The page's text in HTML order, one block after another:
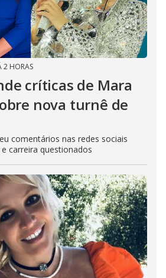
2 HORAS
críticas de Mara
nova turnê de
comentários nas redes sociais
carreira questionados